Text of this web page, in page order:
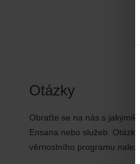
Otázky
Obraťte se na nás s
Ensana nebo služeb.
věrnostního programu